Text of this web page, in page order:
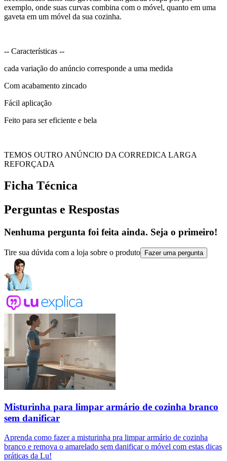
exemplo, onde suas curvas combina com o móvel, quanto em uma
gaveta em um móvel da sua cozinha.
-- Características --
cada variação do anúncio corresponde a uma medida
Com acabamento zincado
Fácil aplicação
Feito para ser eficiente e bela
TEMOS OUTRO ANÚNCIO DA CORREDICA LARGA
REFORÇADA
Ficha Técnica
Perguntas e Respostas
Nenhuma pergunta foi feita ainda. Seja o primeiro!
Tire sua dúvida com a loja sobre o produto Fazer uma pergunta
Misturinha para limpar armário de cozinha branco
sem danificar
Aprenda como fazer a misturinha pra limpar armário de cozinha
branco e remova o amarelado sem danificar o móvel com estas dicas
práticas da Lu!